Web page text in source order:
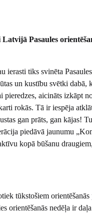
Pasaules
ierasti tiks svinēta Pasaules
un kustību svētki dabā,
aicināts izkāpt
rokās. Tā ir iespēja
gan prāts, gan kājas!
piedāvā jaunumu
kopā būšanu
tūkstošiem orientēšanās
orientēšanās nedēļa ir